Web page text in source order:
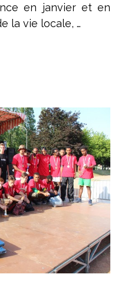
en janvier et en
la vie locale, …